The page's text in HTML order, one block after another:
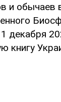
и обычаев
декабря
книгу